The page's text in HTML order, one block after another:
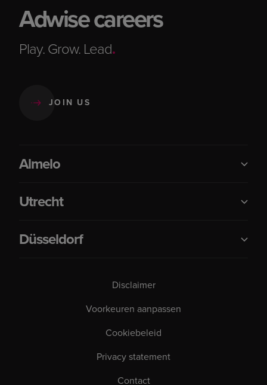
Adwise careers
Play. Grow. Lead.
JOIN US
Almelo
Utrecht
Düsseldorf
Disclaimer
Voorkeuren aanpassen
Cookiebeleid
Privacy statement
Contact